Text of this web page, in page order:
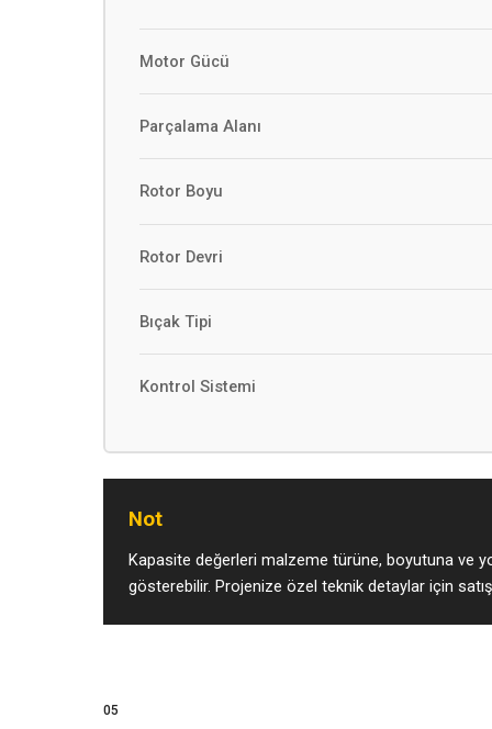
Motor Gücü
Parçalama Alanı
Rotor Boyu
Rotor Devri
Bıçak Tipi
Kontrol Sistemi
Not
Kapasite değerleri malzeme türüne, boyutuna ve
gösterebilir. Projenize özel teknik detaylar için
05